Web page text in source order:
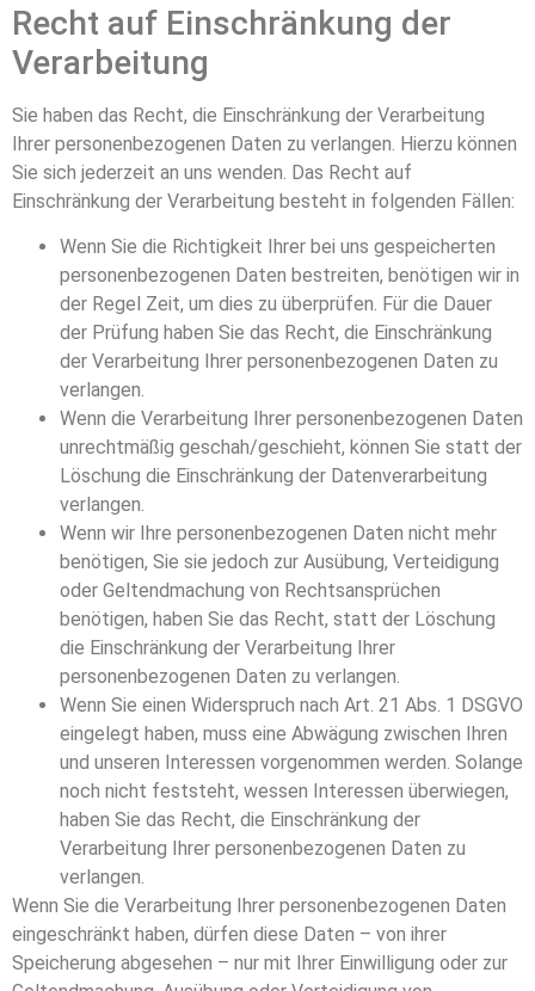
Recht auf Einschränkung der
Verarbeitung
Sie haben das Recht, die Einschränkung der Verarbeitung
Ihrer personenbezogenen Daten zu verlangen. Hierzu können
Sie sich jederzeit an uns wenden. Das Recht auf
Einschränkung der Verarbeitung besteht in folgenden Fällen:
Wenn Sie die Richtigkeit Ihrer bei uns gespeicherten
personenbezogenen Daten bestreiten, benötigen wir in
der Regel Zeit, um dies zu überprüfen. Für die Dauer
der Prüfung haben Sie das Recht, die Einschränkung
der Verarbeitung Ihrer personenbezogenen Daten zu
verlangen.
Wenn die Verarbeitung Ihrer personenbezogenen Daten
unrechtmäßig geschah/geschieht, können Sie statt der
Löschung die Einschränkung der Datenverarbeitung
verlangen.
Wenn wir Ihre personenbezogenen Daten nicht mehr
benötigen, Sie sie jedoch zur Ausübung, Verteidigung
oder Geltendmachung von Rechtsansprüchen
benötigen, haben Sie das Recht, statt der Löschung
die Einschränkung der Verarbeitung Ihrer
personenbezogenen Daten zu verlangen.
Wenn Sie einen Widerspruch nach Art. 21 Abs. 1 DSGVO
eingelegt haben, muss eine Abwägung zwischen Ihren
und unseren Interessen vorgenommen werden. Solange
noch nicht feststeht, wessen Interessen überwiegen,
haben Sie das Recht, die Einschränkung der
Verarbeitung Ihrer personenbezogenen Daten zu
verlangen.
Wenn Sie die Verarbeitung Ihrer personenbezogenen Daten
eingeschränkt haben, dürfen diese Daten – von ihrer
Speicherung abgesehen – nur mit Ihrer Einwilligung oder zur